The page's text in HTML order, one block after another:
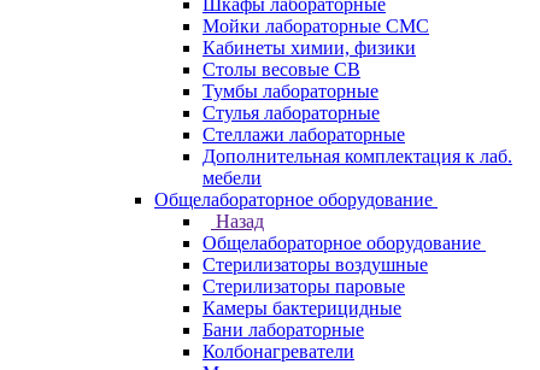
Шкафы лабораторные
Мойки лабораторные СМС
Кабинеты химии, физики
Столы весовые СВ
Тумбы лабораторные
Стулья лабораторные
Стеллажи лабораторные
Дополнительная комплектация к лаб.
мебели
Общелабораторное оборудование
Назад
Общелабораторное оборудование
Стерилизаторы воздушные
Стерилизаторы паровые
Камеры бактерицидные
Бани лабораторные
Колбонагреватели